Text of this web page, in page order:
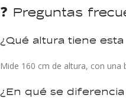
❓ Preguntas
¿Qué altura tiene
Mide 160 cm de altura, con una
¿En qué se